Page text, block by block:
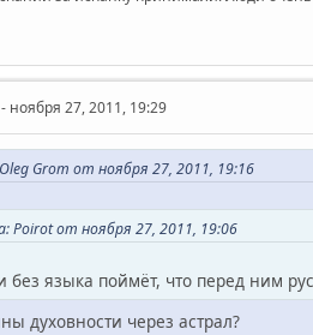
- ноября 27, 2011, 19:29
Grom от ноября 27, 2011, 19:16
Poirot от ноября 27, 2011, 19:06
без языка поймёт, что перед ним
духовности через астрал?